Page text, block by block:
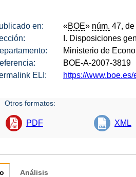
en: «BOE» núm. 47,
I. Disposiciones
Ministerio de
BOE-A-2007-3819
ELI:
https://
Otros formatos:
PDF XML
Análisis